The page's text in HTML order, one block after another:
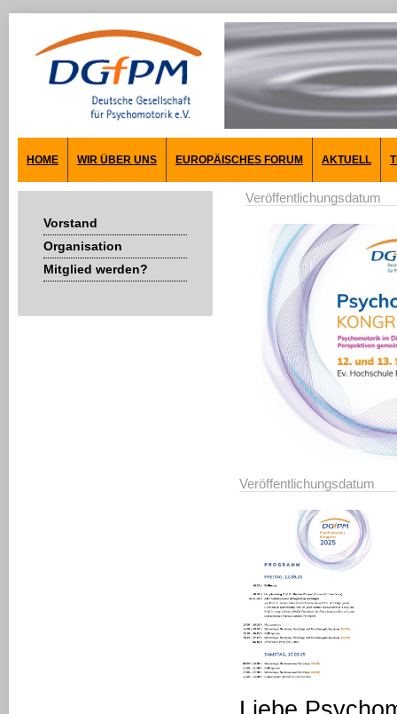
HOME WIR ÜBER UNS EUROPÄISCHES FORUM AKTUELL
Vorstand
Organisation
Mitglied werden?
Veröffentlichungsdatum
Veröffentlichungsdatum